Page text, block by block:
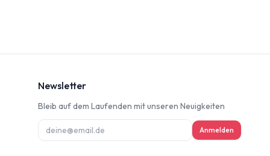
Newsletter
Bleib auf dem Laufenden mit unseren Neuigkeiten
Anmelden